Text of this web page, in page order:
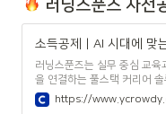
러닝스푼즈 사전
러닝스푼즈는 실무 중심 교육
을 연결하는 풀스택 커리어 솔
사입니다. 연세대학교 등 유수
및 기업과 협력하여 AI·데이터